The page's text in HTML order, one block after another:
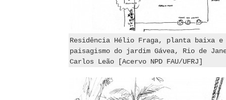
Residência Hélio Fraga, planta baixa
paisagismo do jardim Gávea, Rio de
Carlos Leão [Acervo NPD FAU/UFRJ]